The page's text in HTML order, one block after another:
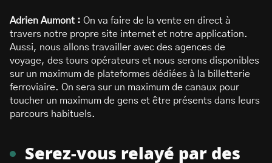
Adrien Aumont : On va faire de la vente en direct à
travers notre propre site internet et notre application.
Aussi, nous allons travailler avec des agences de
voyage, des tours opérateurs et nous serons disponibles
sur un maximum de plateformes dédiées à la billetterie
ferroviaire. On sera sur un maximum de canaux pour
toucher un maximum de gens et être présents dans leurs
parcours habituels.
Serez-vous relayé par des